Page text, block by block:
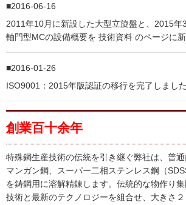
2016-06-16
2011年10月に新設した大型立旋盤と、2015年
軸門型MCの設備概要を 技術資料 のページに新
2016-01-26
ISO9001：2015年版認証の移行を完了しました
創業百十余年
特殊鋼生産技術の伝統を引き継ぐ弊社は、普
マンガン鋼、スーパー二相ステンレス鋼（
を鋳鋼用に溶解精錬します。伝統的な物作り
技術と最新のテクノロジーを組合せ、大きさ